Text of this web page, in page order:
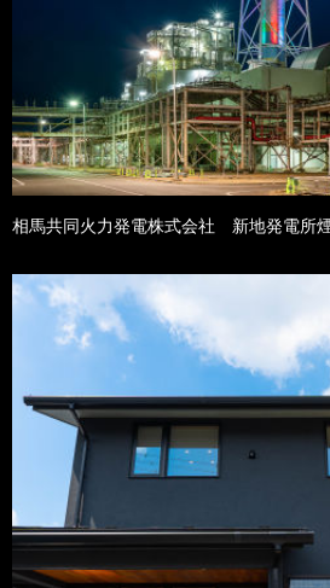
相馬共同火力発電株式会社 新地発電所